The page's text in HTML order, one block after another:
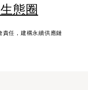
態圈
任，建構永續供應鏈